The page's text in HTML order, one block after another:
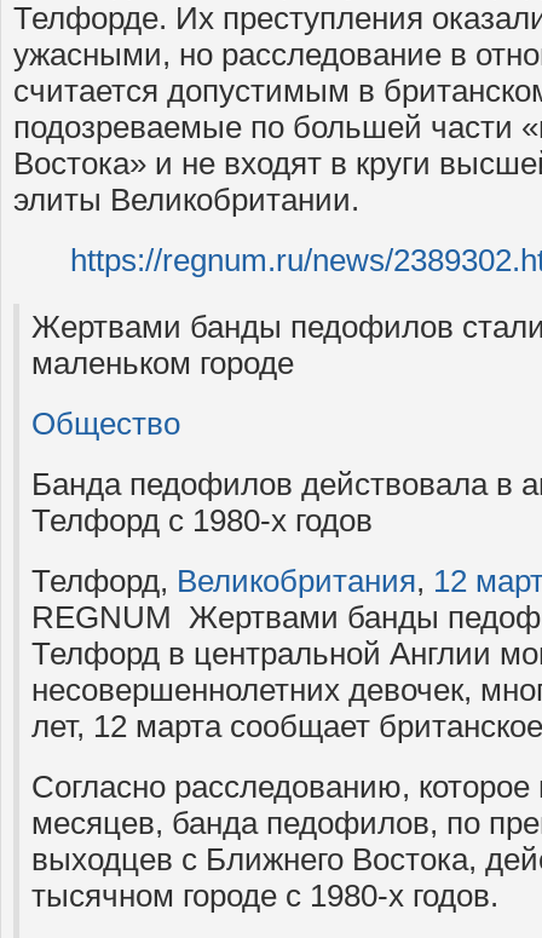
Телфорде. Их преступления
ужасными, но расследование в
считается допустимым в
подозреваемые по большей части
Востока» и не входят в круги
элиты Великобритании.
https://regnum.ru/news/
Жертвами банды педофилов
маленьком городе
Общество
Банда педофилов действовала в
Телфорд с 1980-х годов
Телфорд, Великобритания, 12
REGNUM Жертвами банды
Телфорд в центральной Англии
несовершеннолетних девочек,
лет, 12 марта сообщает
Согласно расследованию,
месяцев, банда педофилов, по
выходцев с Ближнего Востока,
тысячном городе с 1980-х годов.